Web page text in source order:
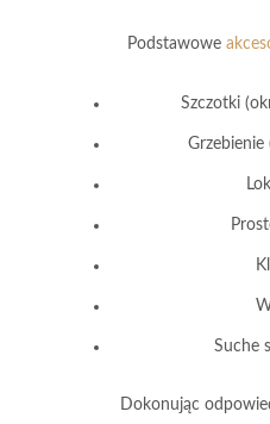
Podstawowe
Szczotki
Grzebienie
Suche
Dokonując